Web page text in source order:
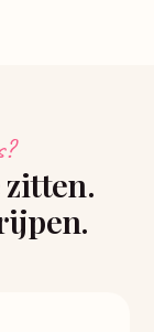
zitten.